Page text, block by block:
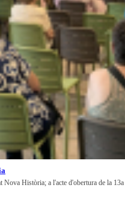
Història; a l'acte d'obertura de la